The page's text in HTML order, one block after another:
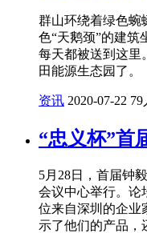
群山环绕着绿色蜿
色“天鹅颈”的建筑
每天都被送到这里
田能源生态园了。
资讯 2020-07-22 79
“忠义杯”首
5月28日，首届钟
会议中心举行。论
位来自深圳的企业
示了他们的产品，